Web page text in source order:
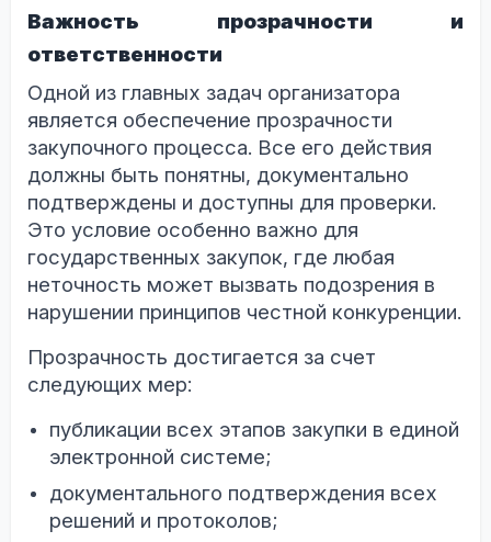
Важность прозрачности и
ответственности
Одной из главных задач организатора
является обеспечение прозрачности
закупочного процесса. Все его действия
должны быть понятны, документально
подтверждены и доступны для проверки.
Это условие особенно важно для
государственных закупок, где любая
неточность может вызвать подозрения в
нарушении принципов честной конкуренции.
Прозрачность достигается за счет
следующих мер:
публикации всех этапов закупки в единой
электронной системе;
документального подтверждения всех
решений и протоколов;